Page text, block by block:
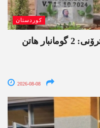
کوردستان
ل ئامەدێ ئۆپەراسیۆنا تاوانێن ئەلکترۆنی: 2 گومانبار ھاتن
2026-08-08